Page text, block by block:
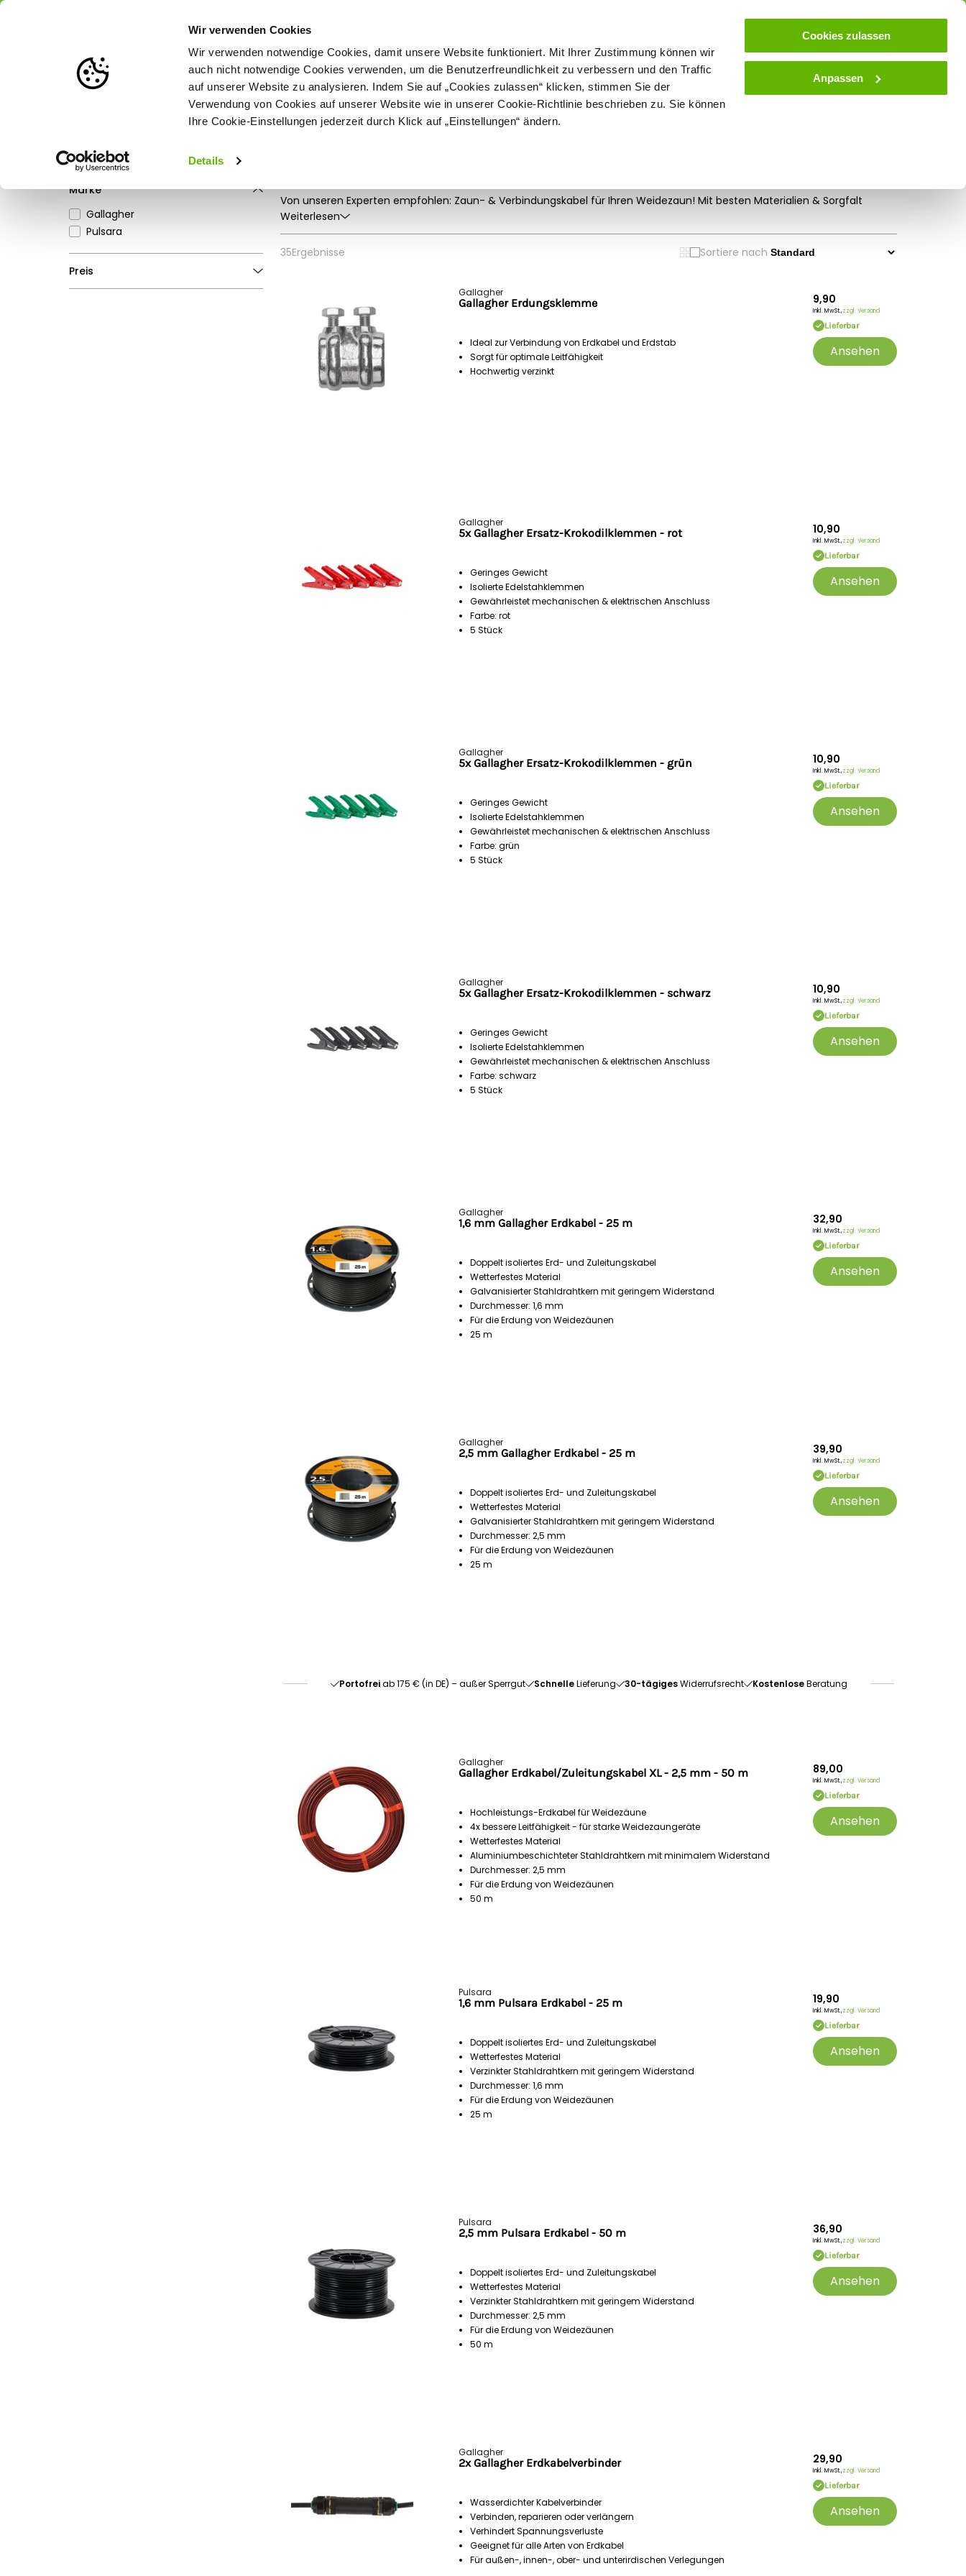
Wir verwenden Cookies
Wir verwenden notwendige Cookies, damit unsere Website funktioniert. Mit Ihrer Zustimmung können wir
auch nicht notwendige Cookies verwenden, um die Benutzerfreundlichkeit zu verbessern und den Traffic
auf unserer Website zu analysieren. Indem Sie auf „Cookies zulassen“ klicken, stimmen Sie der
Verwendung von Cookies auf unserer Website wie in unserer Cookie-Richtlinie beschrieben zu. Sie können
Ihre Cookie-Einstellungen jederzeit durch Klick auf „Einstellungen“ ändern.
Details
Cookies zulassen
Anpassen
Weidezaun Zaunlösungen nach Tierart Schermaschinen Futter- & Tränkesysteme Haus, Hof & Stall Spielwaren Zaunlexikon SALE
Filter
Marke
Gallagher
Pulsara
Preis
Von unseren Experten empfohlen: Zaun- & Verbindungskabel für Ihren Weidezaun! Mit besten Materialien & Sorgfalt
hergestellte Zaunkabel finden Sie bei uns. Fragen? Wir helfen Ihnen gerne!
Weiterlesen
35Ergebnisse Sortiere nach
Gallagher
Gallagher Erdungsklemme
Ideal zur Verbindung von Erdkabel und Erdstab
Sorgt für optimale Leitfähigkeit
Hochwertig verzinkt
9,90
Inkl. MwSt.,zzgl. Versand
Lieferbar
Ansehen
Gallagher
5x Gallagher Ersatz-Krokodilklemmen - rot
Geringes Gewicht
Isolierte Edelstahklemmen
Gewährleistet mechanischen & elektrischen Anschluss
Farbe: rot
5 Stück
10,90
Inkl. MwSt.,zzgl. Versand
Lieferbar
Ansehen
Gallagher
5x Gallagher Ersatz-Krokodilklemmen - grün
Geringes Gewicht
Isolierte Edelstahklemmen
Gewährleistet mechanischen & elektrischen Anschluss
Farbe: grün
5 Stück
10,90
Inkl. MwSt.,zzgl. Versand
Lieferbar
Ansehen
Gallagher
5x Gallagher Ersatz-Krokodilklemmen - schwarz
Geringes Gewicht
Isolierte Edelstahklemmen
Gewährleistet mechanischen & elektrischen Anschluss
Farbe: schwarz
5 Stück
10,90
Inkl. MwSt.,zzgl. Versand
Lieferbar
Ansehen
Gallagher
1,6 mm Gallagher Erdkabel - 25 m
Doppelt isoliertes Erd- und Zuleitungskabel
Wetterfestes Material
Galvanisierter Stahldrahtkern mit geringem Widerstand
Durchmesser: 1,6 mm
Für die Erdung von Weidezäunen
25 m
32,90
Inkl. MwSt.,zzgl. Versand
Lieferbar
Ansehen
Gallagher
2,5 mm Gallagher Erdkabel - 25 m
Doppelt isoliertes Erd- und Zuleitungskabel
Wetterfestes Material
Galvanisierter Stahldrahtkern mit geringem Widerstand
Durchmesser: 2,5 mm
Für die Erdung von Weidezäunen
25 m
39,90
Inkl. MwSt.,zzgl. Versand
Lieferbar
Ansehen
Portofreiab 175 € (in DE) – außer Sperrgut SchnelleLieferung 30-tägigesWiderrufsrecht KostenloseBeratung
Gallagher
Gallagher Erdkabel/Zuleitungskabel XL - 2,5 mm - 50 m
Hochleistungs-Erdkabel für Weidezäune
4x bessere Leitfähigkeit - für starke Weidezaungeräte
Wetterfestes Material
Aluminiumbeschichteter Stahldrahtkern mit minimalem Widerstand
Durchmesser: 2,5 mm
Für die Erdung von Weidezäunen
50 m
89,00
Inkl. MwSt.,zzgl. Versand
Lieferbar
Ansehen
Pulsara
1,6 mm Pulsara Erdkabel - 25 m
Doppelt isoliertes Erd- und Zuleitungskabel
Wetterfestes Material
Verzinkter Stahldrahtkern mit geringem Widerstand
Durchmesser: 1,6 mm
Für die Erdung von Weidezäunen
25 m
19,90
Inkl. MwSt.,zzgl. Versand
Lieferbar
Ansehen
Pulsara
2,5 mm Pulsara Erdkabel - 50 m
Doppelt isoliertes Erd- und Zuleitungskabel
Wetterfestes Material
Verzinkter Stahldrahtkern mit geringem Widerstand
Durchmesser: 2,5 mm
Für die Erdung von Weidezäunen
50 m
36,90
Inkl. MwSt.,zzgl. Versand
Lieferbar
Ansehen
Gallagher
2x Gallagher Erdkabelverbinder
Wasserdichter Kabelverbinder
Verbinden, reparieren oder verlängern
Verhindert Spannungsverluste
Geeignet für alle Arten von Erdkabel
Für außen-, innen-, ober- und unterirdischen Verlegungen
29,90
Inkl. MwSt.,zzgl. Versand
Lieferbar
Ansehen